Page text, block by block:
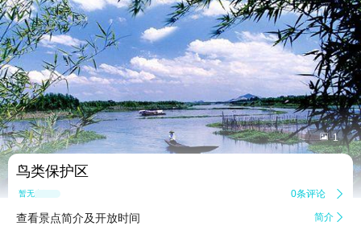
 1
鸟类保护区
暂无点评 0条评论 
查看景点简介及开放时间 简介 
